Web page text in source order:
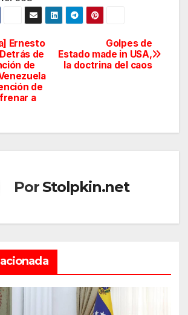
Golpes de
Estado made in USA,
la doctrina del caos
Ernesto
de
de
de
a
Por Stolpkin.net